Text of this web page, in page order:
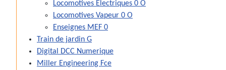
Locomotives Electriques 0 O
Locomotives Vapeur 0 O
Enseignes MEF 0
Train de jardin G
Digital DCC Numerique
Miller Engineering Fce